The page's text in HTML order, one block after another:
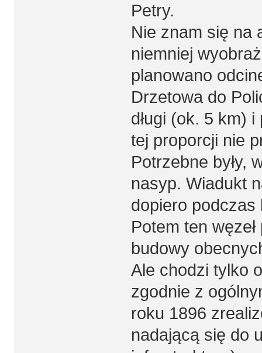
Petry.
Nie znam się na
niemniej
planowano
Drzetowa do
długi (ok. 5 km)
tej proporcji nie
Potrzebne były,
nasyp. Wiadukt
dopiero
Potem ten
budowy
Ale chodzi tylko
zgodnie z
roku 1896
nadającą się do